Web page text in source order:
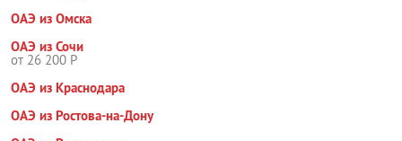
ОАЭ из Омска
ОАЭ из Сочи
от 26 200 Р
ОАЭ из Краснодара
ОАЭ из Ростова-на-Дону